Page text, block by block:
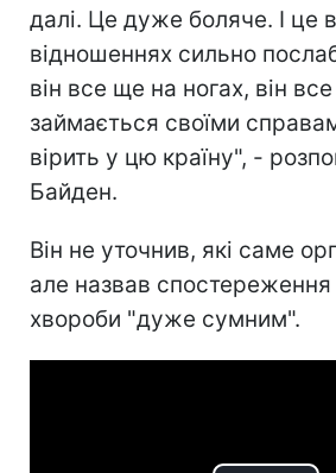
далі. Це дуже боляче. І це
відношеннях сильно
він все ще на ногах, він
займається своїми
вірить у цю країну", -
Байден.
Він не уточнив, які саме
але назвав спостереження
хвороби "дуже сумним".